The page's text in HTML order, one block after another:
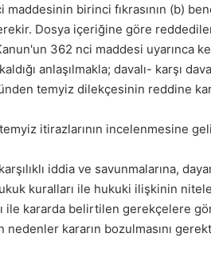
maddesinin birinci fıkrasının (b)
Dosya içeriğine göre
362 nci maddesi uyarınca
anlaşılmakla; davalı- karşı
temyiz dilekçesinin reddine
itirazlarının incelenmesine
iddia ve savunmalarına,
kuralları ile hukuki ilişkinin
ile kararda belirtilen gerekçelere
kararın bozulmasını